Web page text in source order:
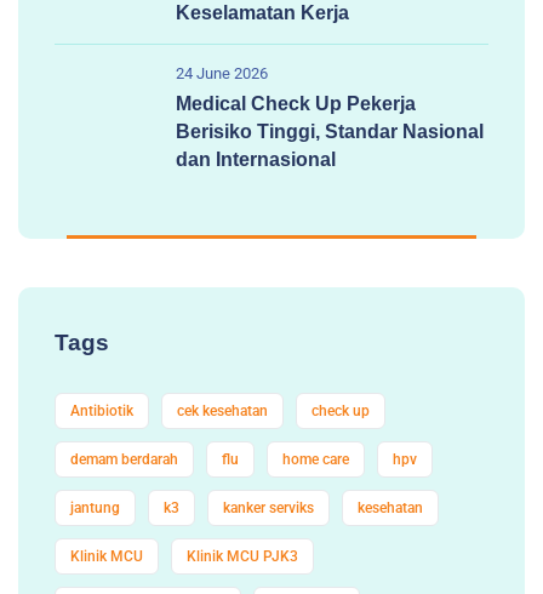
Keselamatan Kerja
24 June 2026
Medical Check Up Pekerja
Berisiko Tinggi, Standar Nasional
dan Internasional
Tags
Antibiotik cek kesehatan check up
demam berdarah flu home care hpv
jantung k3 kanker serviks kesehatan
Klinik MCU Klinik MCU PJK3